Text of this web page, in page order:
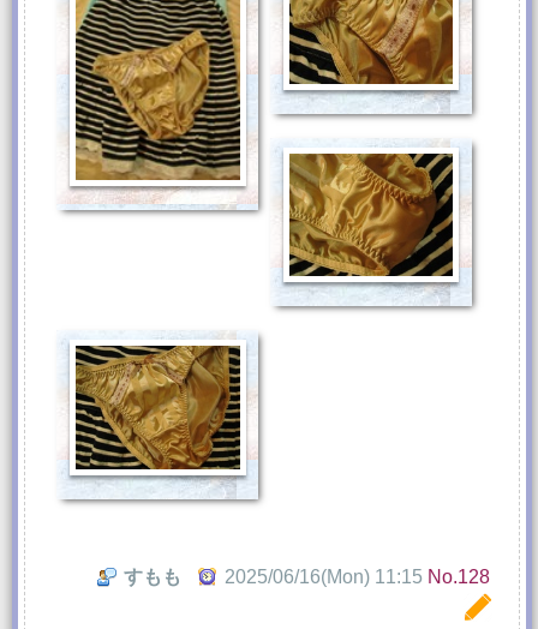
すもも 2025/06/16(Mon) 11:15 No.128